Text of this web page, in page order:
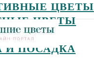
ЦВЕТЫ
ЦВЕТЫ
ЦВЕТЫ
И ПОСАДКА